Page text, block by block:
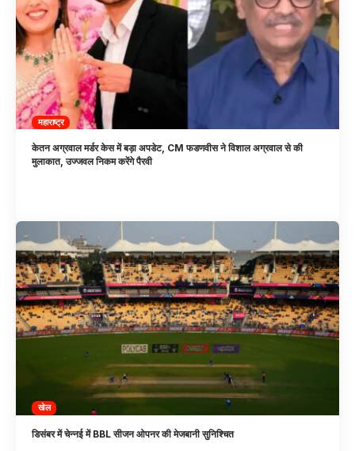
महाराष्ट्र
केतन अग्रवाल मर्डर केस में बड़ा अपडेट, CM फडणवीस ने विशाल अग्रवाल से की
मुलाकात, उज्जवल निकम करेंगे पैरवी
खेल
डिसंबर में चेन्नई में BBL सीजन ओपनर की मेजबानी सुनिश्चित